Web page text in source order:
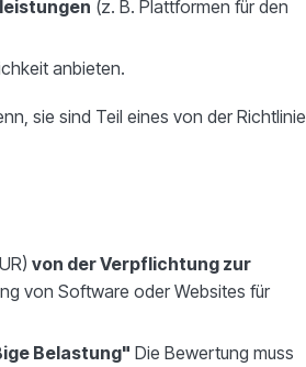
(z. B. Plattformen für den
anbieten.
sie sind Teil eines von der Richtlinie
von der Verpflichtung zur
von Software oder Websites für
Belastung" Die Bewertung muss